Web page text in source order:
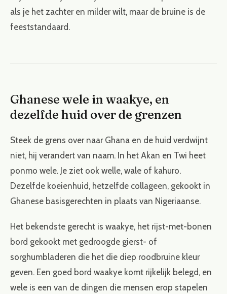
als je het zachter en milder wilt, maar de bruine is de
feeststandaard.
Ghanese wele in waakye, en
dezelfde huid over de grenzen
Steek de grens over naar Ghana en de huid verdwijnt
niet, hij verandert van naam. In het Akan en Twi heet
ponmo wele. Je ziet ook welle, wale of kahuro.
Dezelfde koeienhuid, hetzelfde collageen, gekookt in
Ghanese basisgerechten in plaats van Nigeriaanse.
Het bekendste gerecht is waakye, het rijst-met-bonen
bord gekookt met gedroogde gierst- of
sorghumbladeren die het die diep roodbruine kleur
geven. Een goed bord waakye komt rijkelijk belegd, en
wele is een van de dingen die mensen erop stapelen